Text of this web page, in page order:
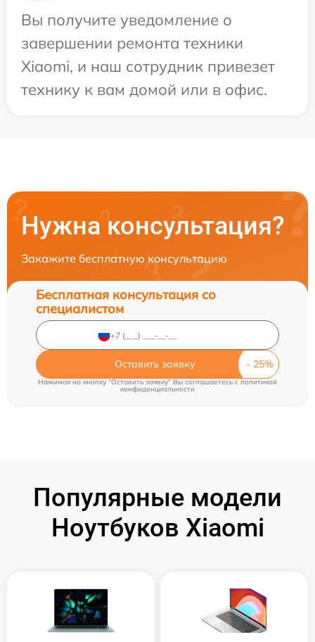
Вы получите уведомление о
завершении ремонта техники
Xiaomi, и наш сотрудник привезет
технику к вам домой или в офис.
Нужна консультация?
Закажите бесплатную консультацию
Бесплатная консультация со
специалистом
Оставить заявку
Нажимая на кнопку "Оставить заявку" Вы соглашаетесь cполитикой
конфиденциальности
Популярные модели
Ноутбуков Xiaomi